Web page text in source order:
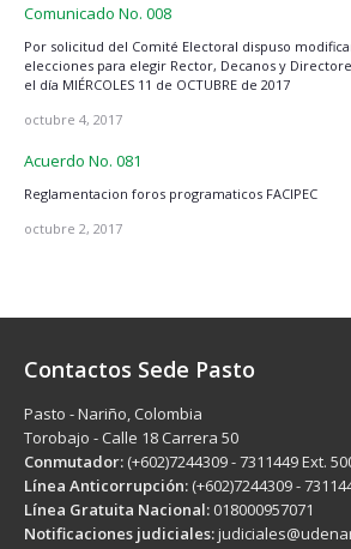
Comunicado No. 008
Por solicitud del Comité Electoral dispuso
elecciones para elegir Rector, Decanos y
el día MIÉRCOLES 11 de OCTUBRE de 2017
octubre 4, 2017
Acuerdo No. 081
Reglamentacion foros programaticos FACIPEC
octubre 2, 2017
Contactos Sede Pasto
Pasto - Nariño, Colombia
Torobajo - Calle 18 Carrera 50
Conmutador: (+602)7244309 - 7311449 Ext.
Línea Anticorrupción: (+602)7244309 -
Línea Gratuita Nacional: 018000957071
Notificaciones judiciales: